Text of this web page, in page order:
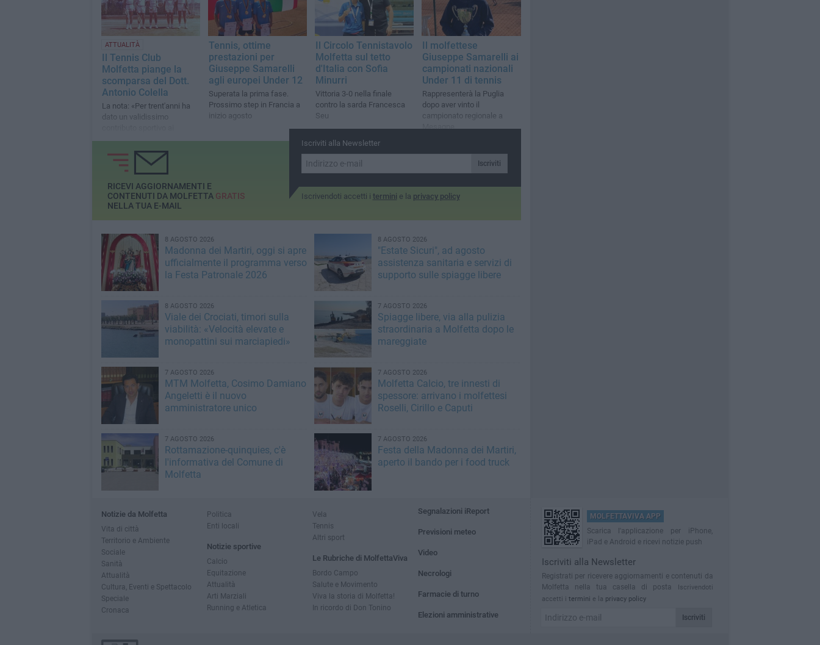
ATTUALITÀ
Il Tennis Club
Molfetta piange la
scomparsa del Dott.
Antonio Colella
La nota: «Per trent'anni ha
dato un validissimo
Tennis, ottime
prestazioni per
Giuseppe Samarelli
agli europei Under 12
Superata la prima fase.
Prossimo step in Francia a
inizio agosto
Il Circolo Tennistavolo
Molfetta sul tetto
d'Italia con Sofia
Minurri
Vittoria 3-0 nella finale
contro la sarda Francesca
Seu
Il molfettese
Giuseppe Samarelli ai
campionati nazionali
Under 11 di tennis
Rappresenterà la Puglia
dopo aver vinto il
campionato regionale a
Iscriviti alla Newsletter
Iscriviti
Iscrivendoti accetti i termini e la privacy policy
RICEVI AGGIORNAMENTI E
CONTENUTI DA MOLFETTA GRATIS
NELLA TUA E-MAIL
8 AGOSTO 2026
Madonna dei Martiri, oggi si apre
ufficialmente il programma verso
la Festa Patronale 2026
8 AGOSTO 2026
"Estate Sicuri", ad agosto
assistenza sanitaria e servizi di
supporto sulle spiagge libere
8 AGOSTO 2026
Viale dei Crociati, timori sulla
viabilità: «Velocità elevate e
monopattini sui marciapiedi»
7 AGOSTO 2026
Spiagge libere, via alla pulizia
straordinaria a Molfetta dopo le
mareggiate
7 AGOSTO 2026
MTM Molfetta, Cosimo Damiano
Angeletti è il nuovo
amministratore unico
7 AGOSTO 2026
Molfetta Calcio, tre innesti di
spessore: arrivano i molfettesi
Roselli, Cirillo e Caputi
7 AGOSTO 2026
Rottamazione-quinquies, c'è
l'informativa del Comune di
Molfetta
7 AGOSTO 2026
Festa della Madonna dei Martiri,
aperto il bando per i food truck
Notizie da Molfetta
Vita di città
Territorio e Ambiente
Sociale
Sanità
Attualità
Cultura, Eventi e Spettacolo
Speciale
Cronaca
Politica
Enti locali
Notizie sportive
Calcio
Equitazione
Attualità
Arti Marziali
Running e Atletica
Vela
Tennis
Altri sport
Le Rubriche di MolfettaViva
Bordo Campo
Salute e Movimento
Viva la storia di Molfetta!
In ricordo di Don Tonino
Segnalazioni iReport
Previsioni meteo
Video
Necrologi
Farmacie di turno
Elezioni amministrative
MOLFETTAVIVA APP
Scarica l'applicazione per iPhone,
iPad e Android e ricevi notizie push
Iscriviti alla Newsletter
Registrati per ricevere aggiornamenti e contenuti da
Molfetta nella tua casella di posta
Iscrivendoti
accetti i termini e la privacy policy
Iscriviti